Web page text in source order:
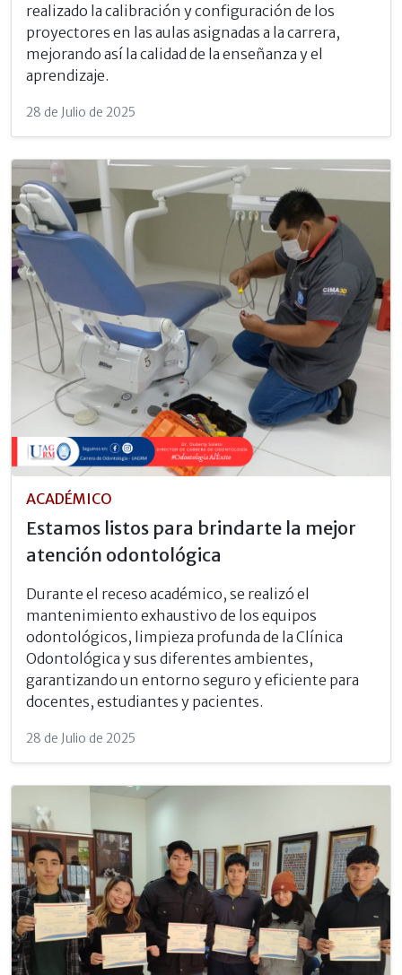
realizado la calibración y configuración de los
proyectores en las aulas asignadas a la carrera,
mejorando así la calidad de la enseñanza y el
aprendizaje.
28 de Julio de 2025
ACADÉMICO
Estamos listos para brindarte la mejor
atención odontológica
Durante el receso académico, se realizó el
mantenimiento exhaustivo de los equipos
odontológicos, limpieza profunda de la Clínica
Odontológica y sus diferentes ambientes,
garantizando un entorno seguro y eficiente para
docentes, estudiantes y pacientes.
28 de Julio de 2025